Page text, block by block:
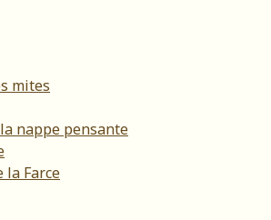
mites
nappe pensante
la Farce